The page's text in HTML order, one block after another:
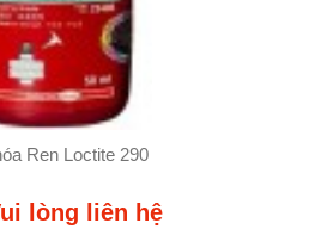
Ren Loctite 290
lòng liên hệ